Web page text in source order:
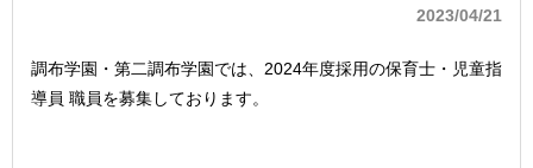
2023/04/21
調布学園・第二調布学園では、2024年度採用の保育士・児童指
導員 職員を募集しております。